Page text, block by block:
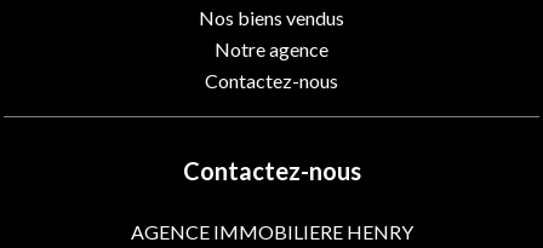
Nos biens vendus
Notre agence
Contactez-nous
Contactez-nous
AGENCE IMMOBILIERE HENRY